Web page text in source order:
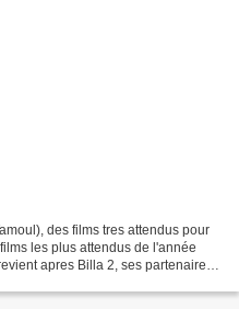
des films tres attendus pour
les plus attendus de l'année
apres Billa 2, ses partenaires